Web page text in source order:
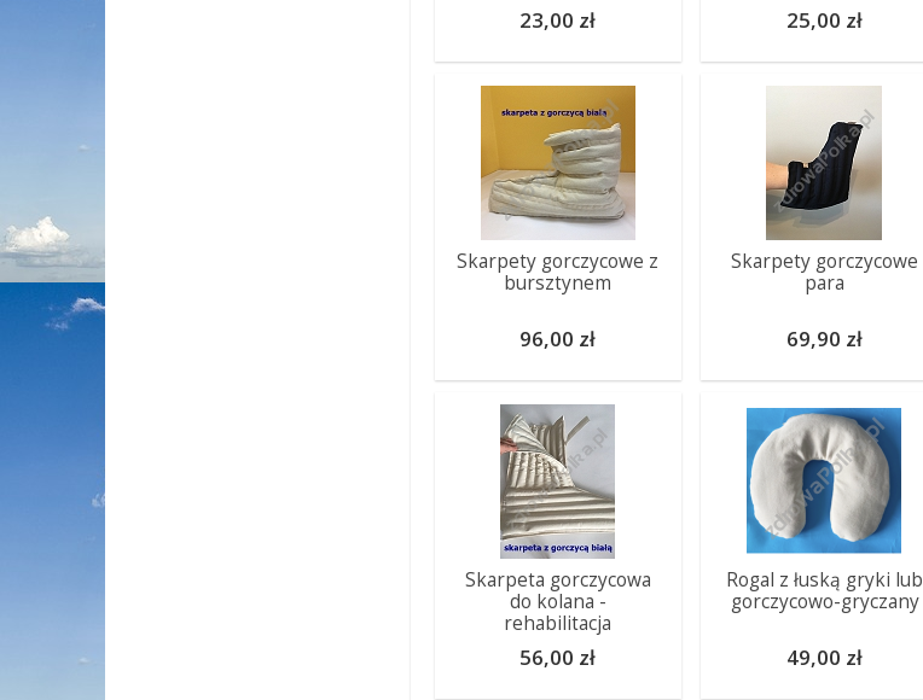
23,00 zł 25,00 zł
Skarpety gorczycowe z
bursztynem
96,00 zł
Skarpety gorczycowe
para
69,90 zł
Skarpeta gorczycowa
do kolana -
rehabilitacja
56,00 zł
Rogal z łuską gryki lub
gorczycowo-gryczany
49,00 zł